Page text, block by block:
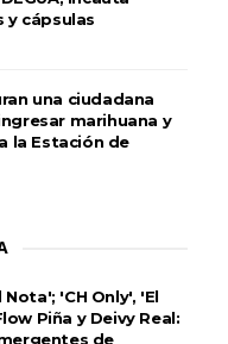
cápsulas
una ciudadana
marihuana y
la Estación de
'CH Only', 'El
Piña y Deivy Real:
de